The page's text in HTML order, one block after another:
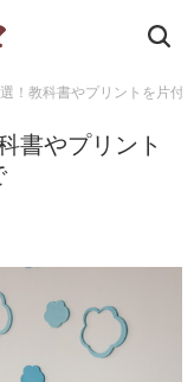
！教科書やプリントを片付
書やプリント